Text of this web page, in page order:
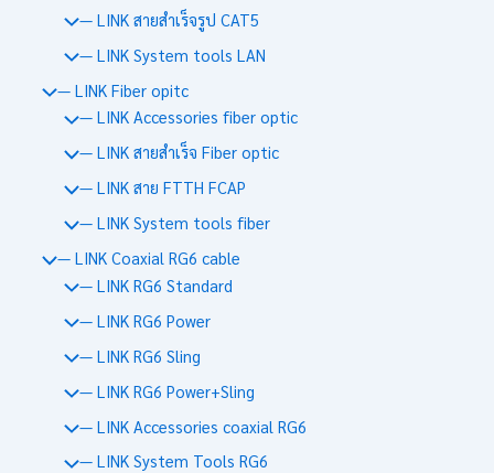
— LINK สายสำเร็จรูป CAT5
— LINK System tools LAN
— LINK Fiber opitc
— LINK Accessories fiber optic
— LINK สายสำเร็จ Fiber optic
— LINK สาย FTTH FCAP
— LINK System tools fiber
— LINK Coaxial RG6 cable
— LINK RG6 Standard
— LINK RG6 Power
— LINK RG6 Sling
— LINK RG6 Power+Sling
— LINK Accessories coaxial RG6
— LINK System Tools RG6